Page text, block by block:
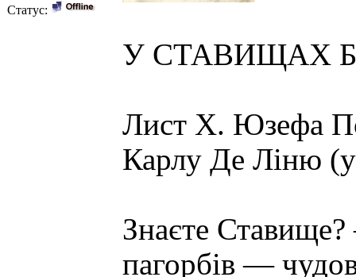
Статус:
У СТАВИЩАХ
Лист X. Юзефа
Карлу Де Ліню
Знаєте
пагорбів —